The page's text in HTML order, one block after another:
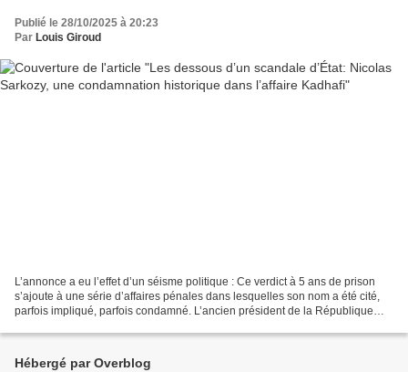
Publié le 28/10/2025 à 20:23
Par Louis Giroud
L’annonce a eu l’effet d’un séisme politique : Ce verdict à 5 ans de prison
s’ajoute à une série d’affaires pénales dans lesquelles son nom a été cité,
parfois impliqué, parfois condamné. L’ancien président de la République
Hébergé par Overblog